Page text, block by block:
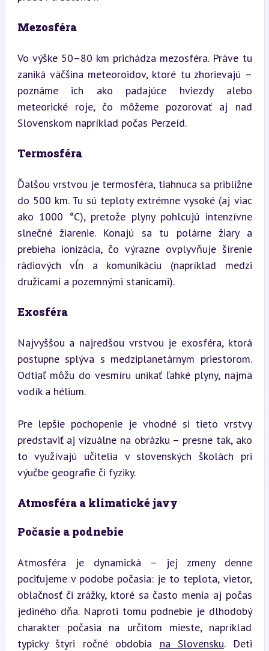
Mezosféra
Vo výške 50–80 km prichádza mezosféra. Práve tu
zaniká väčšina meteoroidov, ktoré tu zhorievajú –
poznáme ich ako padajúce hviezdy alebo
meteorické roje, čo môžeme pozorovať aj nad
Slovenskom napríklad počas Perzeíd.
Termosféra
Ďalšou vrstvou je termosféra, tiahnuca sa približne
do 500 km. Tu sú teploty extrémne vysoké (aj viac
ako 1000 °C), pretože plyny pohlcujú intenzívne
slnečné žiarenie. Konajú sa tu polárne žiary a
prebieha ionizácia, čo výrazne ovplyvňuje šírenie
rádiových vĺn a komunikáciu (napríklad medzi
družicami a pozemnými stanicami).
Exosféra
Najvyššou a najredšou vrstvou je exosféra, ktorá
postupne splýva s medziplanetárnym priestorom.
Odtiaľ môžu do vesmíru unikať ľahké plyny, najmä
vodík a hélium.
Pre lepšie pochopenie je vhodné si tieto vrstvy
predstaviť aj vizuálne na obrázku – presne tak, ako
to využívajú učitelia v slovenských školách pri
výučbe geografie či fyziky.
Atmosféra a klimatické javy
Počasie a podnebie
Atmosféra je dynamická – jej zmeny denne
pociťujeme v podobe počasia: je to teplota, vietor,
oblačnosť či zrážky, ktoré sa často menia aj počas
jediného dňa. Naproti tomu podnebie je dlhodobý
charakter počasia na určitom mieste, napríklad
typicky štyri ročné obdobia na Slovensku. Deti